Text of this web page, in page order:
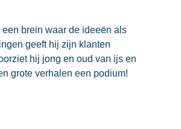
een brein waar de ideeën als
geeft hij zijn klanten
hij jong en oud van ijs en
grote verhalen een podium!